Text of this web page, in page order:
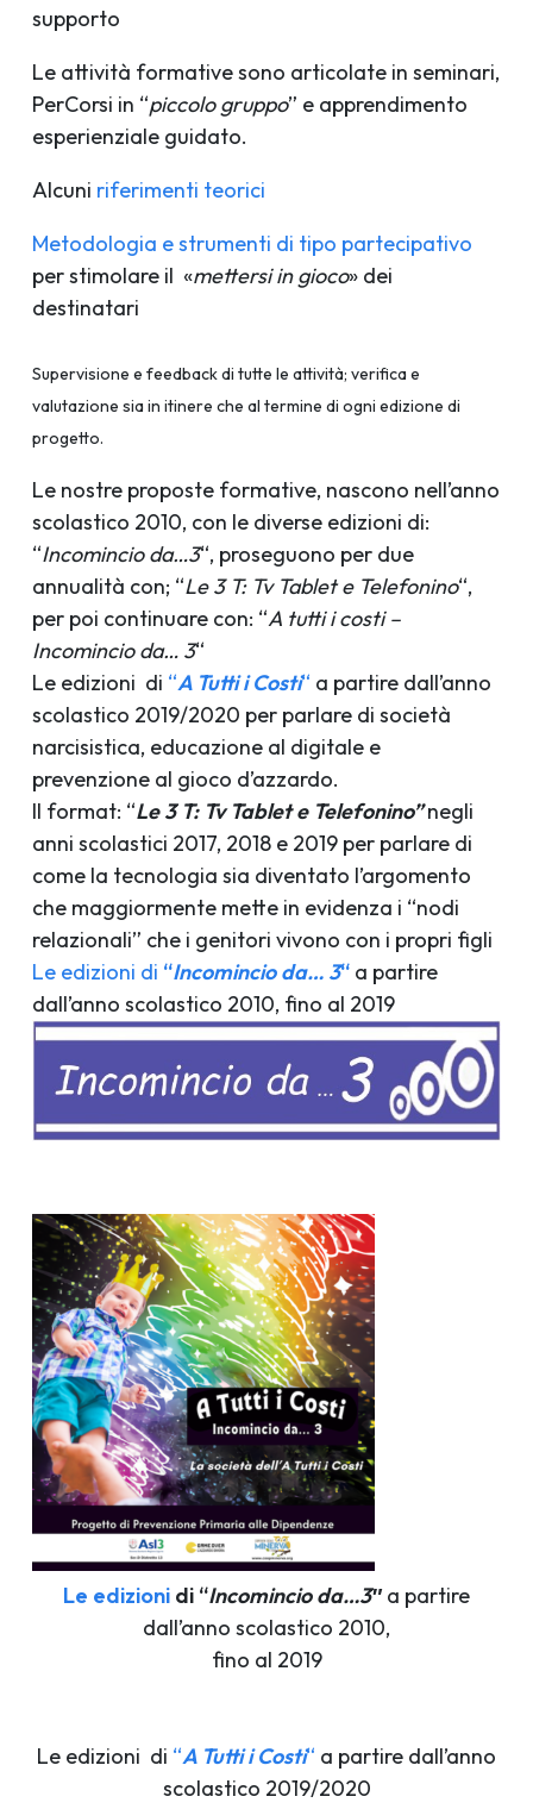
supporto
Le attività formative sono articolate in seminari,
PerCorsi in “piccolo gruppo” e apprendimento
esperienziale guidato.
Alcuni riferimenti teorici
Metodologia e strumenti di tipo partecipativo
perstimolare il «mettersi in gioco» dei
destinatari
Supervisione e feedback di tutte le attività; verifica e
valutazione sia in itinere che al termine di ogni edizione di
progetto.
Le nostre proposte formative, nascono nell’anno
scolastico 2010, con le diverse edizioni di:
“Incomincio da…3“, proseguono per due
annualità con; “Le 3 T: Tv Tablet e Telefonino“,
per poi continuare con: “A tutti i costi –
Incomincio da… 3“
Le edizioni di “A Tutti i Costi“ a partire dall’anno
scolastico 2019/2020 per parlare di società
narcisistica, educazione al digitale e
prevenzione al gioco d’azzardo.
Il format: “Le 3 T: Tv Tablet e Telefonino”negli
anni scolastici 2017, 2018 e 2019 per parlare di
come la tecnologia sia diventato l’argomento
che maggiormente mette in evidenza i “nodi
relazionali” che i genitori vivono con i propri figli
Le edizioni di “Incomincio da… 3“ a partire
dall’anno scolastico 2010, fino al 2019
Le edizioni di “Incomincio da…3″a partire
dall’anno scolastico 2010,
fino al 2019
Le edizioni di “A Tutti i Costi“ a partire dall’anno
scolastico 2019/2020